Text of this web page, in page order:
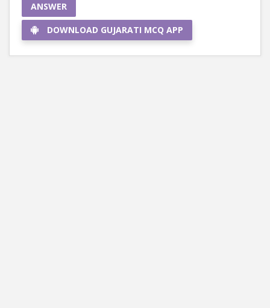
ANSWER
DOWNLOAD GUJARATI MCQ APP